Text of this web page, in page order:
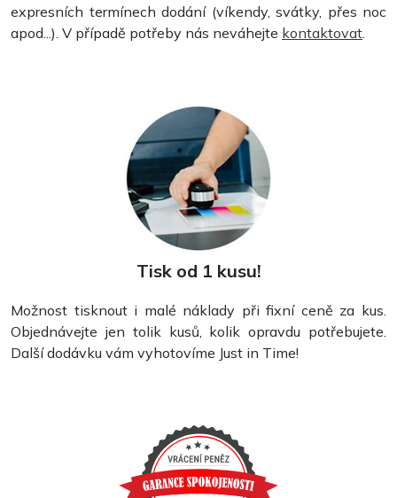
expresních termínech dodání (víkendy, svátky, přes noc
apod...). V případě potřeby nás neváhejte kontaktovat
Tisk od 1 kusu!
Možnost tisknout i malé náklady při fixní ceně za kus.
Objednávejte jen tolik kusů, kolik opravdu potřebujete.
Další dodávku vám vyhotovíme Just in Time!